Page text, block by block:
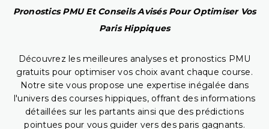
Pronostics PMU Et Conseils Avisés Pour Optimiser Vos
Paris Hippiques
Découvrez les meilleures analyses et pronostics PMU
gratuits pour optimiser vos choix avant chaque course.
Notre site vous propose une expertise inégalée dans
l'univers des courses hippiques, offrant des informations
détaillées sur les partants ainsi que des prédictions
pointues pour vous guider vers des paris gagnants.